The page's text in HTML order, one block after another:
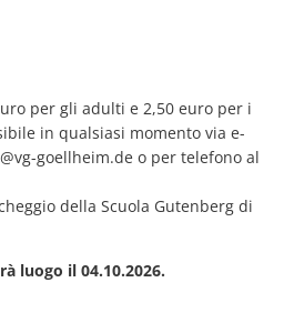
per gli adulti e 2,50 euro per i
in qualsiasi momento via e-
goellheim.de o per telefono al
della Scuola Gutenberg di
luogo il 04.10.2026.